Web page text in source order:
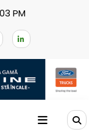
PM